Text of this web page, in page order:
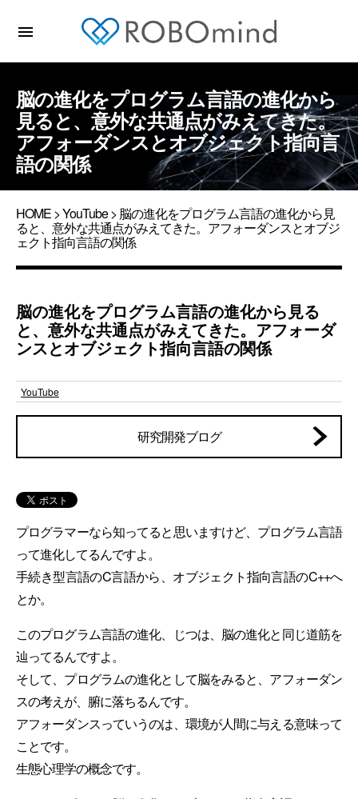
menu
脳の進化をプログラム言語の進化から
見ると、意外な共通点がみえてきた。
アフォーダンスとオブジェクト指向言
語の関係
HOME>YouTube> 脳の進化をプログラム言語の進化から見
ると、意外な共通点がみえてきた。アフォーダンスとオブジ
ェクト指向言語の関係
脳の進化をプログラム言語の進化から見る
と、意外な共通点がみえてきた。アフォーダ
ンスとオブジェクト指向言語の関係
YouTube
研究開発ブログ
プログラマーなら知ってると思いますけど、プログラム言語
って進化してるんですよ。
手続き型言語のC言語から、オブジェクト指向言語のC++へ
とか。
このプログラム言語の進化、じつは、脳の進化と同じ道筋を
辿ってるんですよ。
そして、プログラムの進化として脳をみると、アフォーダン
スの考えが、腑に落ちるんです。
アフォーダンスっていうのは、環境が人間に与える意味って
ことです。
生態心理学の概念です。